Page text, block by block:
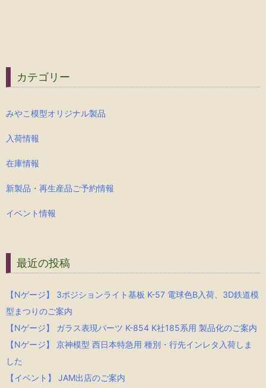
カテゴリー
みやこ模型オリジナル製品
入荷情報
在庫情報
新製品・再生産品ご予約情報
イベント情報
最近の投稿
【Nゲージ】 3ポジションライト基板 K-57 電球色B入荷、3D鉄道模
型まつりのご案内
【Nゲージ】 ガラス表現パーツ K-854 K社185系用 製品化のご案内
【Nゲージ】 京神模型 西日本特急用 種別・行先インレタ入荷しま
した
【イベント】 JAM出店のご案内